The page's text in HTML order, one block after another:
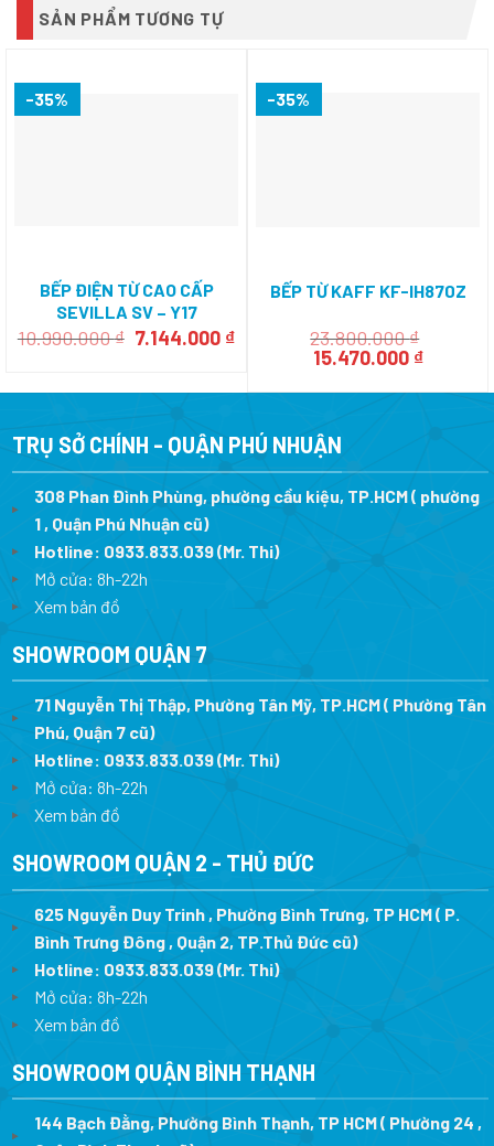
SẢN PHẨM TƯƠNG TỰ
-35%
BẾP ĐIỆN TỪ CAO CẤP
SEVILLA SV – Y17
10.990.000₫ Giá
10.990.000 ₫.
7.144.000 ₫Giá
là:
-35%
BẾP TỪ KAFF KF-IH870Z
23.800.000₫
Giá
là:
15.470.000 ₫Giá
tại
TRỤ SỞ CHÍNH - QUẬN PHÚ NHUẬN
308 Phan Đình Phùng, phường cầu kiệu, TP.HCM ( phường
1 , Quận Phú Nhuận cũ)
Hotline: 0933.833.039(Mr. Thi)
Mở cửa: 8h-22h
Xem bản đồ
SHOWROOM QUẬN 7
71 Nguyễn Thị Thập, Phường Tân Mỹ, TP.HCM ( Phường Tân
Phú, Quận 7 cũ)
Hotline: 0933.833.039(Mr. Thi)
Mở cửa: 8h-22h
Xem bản đồ
SHOWROOM QUẬN 2 - THỦ ĐỨC
625 Nguyễn Duy Trinh , Phường Bình Trưng, TP HCM ( P.
Bình Trưng Đông , Quận 2, TP.Thủ Đức cũ)
Hotline: 0933.833.039(Mr. Thi)
Mở cửa: 8h-22h
Xem bản đồ
SHOWROOM QUẬN BÌNH THẠNH
144 Bạch Đằng, Phường Bình Thạnh, TP HCM ( Phường 24 ,